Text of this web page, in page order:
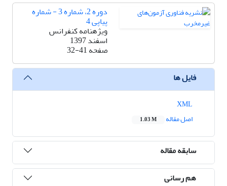
دوره 2، شماره 3 - شماره
پیاپی 4
ویژه‎نامه کنفرانس
اسفند 1397
صفحه32-41
فایل ها
اصل مقاله
1.03 M
سابقه مقاله
هم رسانی